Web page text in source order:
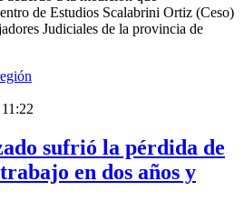
de Estudios Scalabrini Ortiz (Ceso)
Judiciales de la provincia de
sufrió la pérdida de
en dos años y